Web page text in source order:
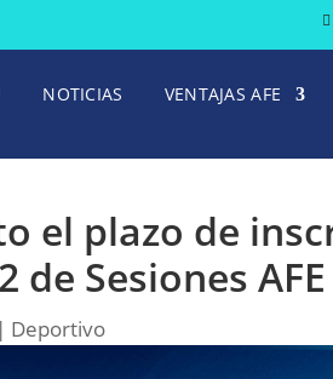
NOTICIAS VENTAJAS AFE
el plazo de
de Sesiones AFE
| Deportivo